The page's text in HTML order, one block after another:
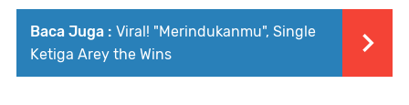
Baca Juga : Viral! "Merindukanmu", Single
Ketiga Arey the Wins